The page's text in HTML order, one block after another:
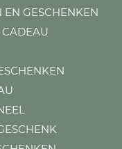
GESCHENKEN